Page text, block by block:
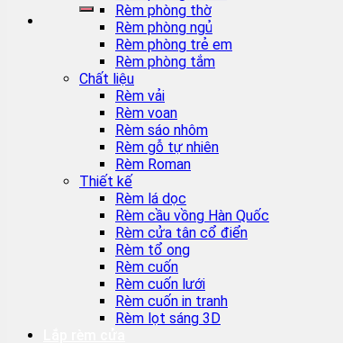
Rèm phòng thờ
Rèm phòng ngủ
Rèm phòng trẻ em
Rèm phòng tắm
Chất liệu
Rèm vải
Rèm voan
Rèm sáo nhôm
Rèm gỗ tự nhiên
Rèm Roman
Thiết kế
Rèm lá dọc
Rèm cầu vồng Hàn Quốc
Rèm cửa tân cổ điển
Rèm tổ ong
Rèm cuốn
Rèm cuốn lưới
Rèm cuốn in tranh
Rèm lọt sáng 3D